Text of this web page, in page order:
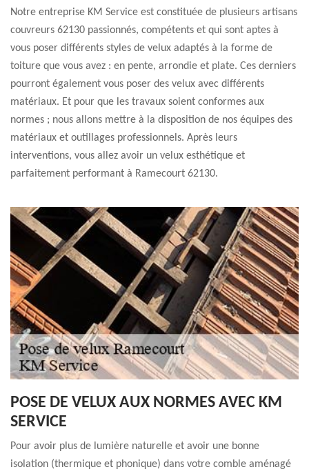
Notre entreprise KM Service est constituée de plusieurs artisans
couvreurs 62130 passionnés, compétents et qui sont aptes à
vous poser différents styles de velux adaptés à la forme de
toiture que vous avez : en pente, arrondie et plate. Ces derniers
pourront également vous poser des velux avec différents
matériaux. Et pour que les travaux soient conformes aux
normes ; nous allons mettre à la disposition de nos équipes des
matériaux et outillages professionnels. Après leurs
interventions, vous allez avoir un velux esthétique et
parfaitement performant à Ramecourt 62130.
POSE DE VELUX AUX NORMES AVEC KM
SERVICE
Pour avoir plus de lumière naturelle et avoir une bonne
isolation (thermique et phonique) dans votre comble aménagé